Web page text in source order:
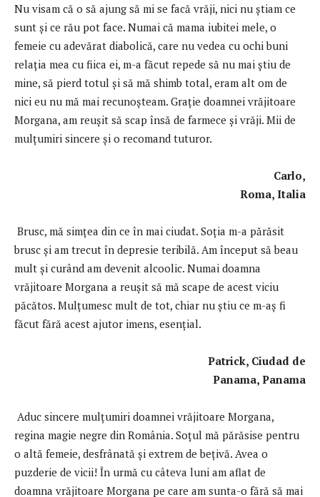
Nu visam că o să ajung să mi se facă vrăji, nici nu știam ce
sunt și ce rău pot face. Numai că mama iubitei mele, o
femeie cu adevărat diabolică, care nu vedea cu ochi buni
relaţia mea cu fiica ei, m-a făcut repede să nu mai ştiu de
mine, să pierd totul şi să mă shimb total, eram alt om de
nici eu nu mă mai recunoșteam. Graţie doamnei vrăjitoare
Morgana, am reuşit să scap însă de farmece şi vrăji. Mii de
mulţumiri sincere şi o recomand tuturor.
Carlo,
Roma, Italia
Brusc, mă simţea din ce în mai ciudat. Soţia m-a părăsit
brusc şi am trecut în depresie teribilă. Am început să beau
mult și curând am devenit alcoolic. Numai doamna
vrăjitoare Morgana a reuşit să mă scape de acest viciu
păcătos. Mulţumesc mult de tot, chiar nu știu ce m-aș fi
făcut fără acest ajutor imens, esențial.
Patrick, Ciudad de
Panama, Panama
Aduc sincere mulţumiri doamnei vrăjitoare Morgana,
regina magie negre din România. Soţul mă părăsise pentru
o altă femeie, desfrânată şi extrem de beţivă. Avea o
puzderie de vicii! În urmă cu câteva luni am aflat de
doamna vrăjitoare Morgana pe care am sunta-o fără să mai